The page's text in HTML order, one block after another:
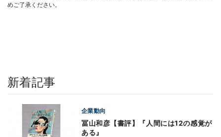
めご了承ください。
新着記事
企業動向
冨山和彦【書評】『人間には12の感覚が
ある』